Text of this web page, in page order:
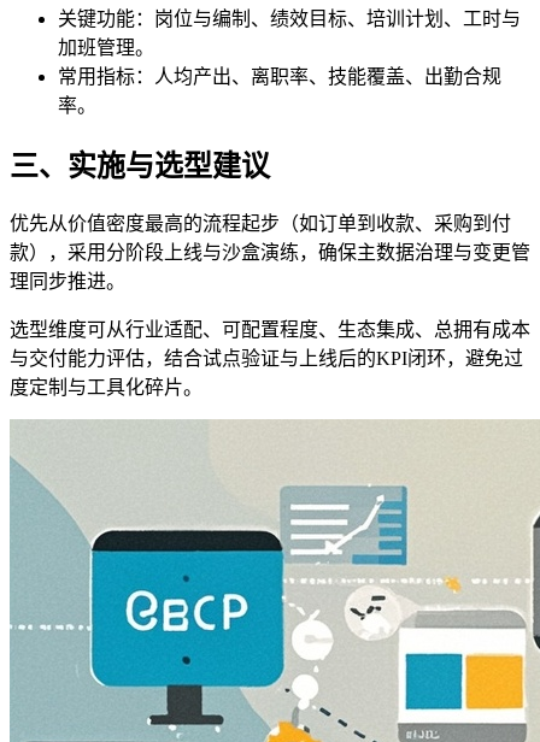
关键功能：岗位与编制、绩效目标、培训计划、工时与
加班管理。
常用指标：人均产出、离职率、技能覆盖、出勤合规
率。
三、实施与选型建议
优先从价值密度最高的流程起步（如订单到收款、采购到付
款），采用分阶段上线与沙盒演练，确保主数据治理与变更管
理同步推进。
选型维度可从行业适配、可配置程度、生态集成、总拥有成本
与交付能力评估，结合试点验证与上线后的KPI闭环，避免过
度定制与工具化碎片。